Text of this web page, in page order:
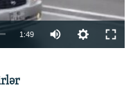
1:49